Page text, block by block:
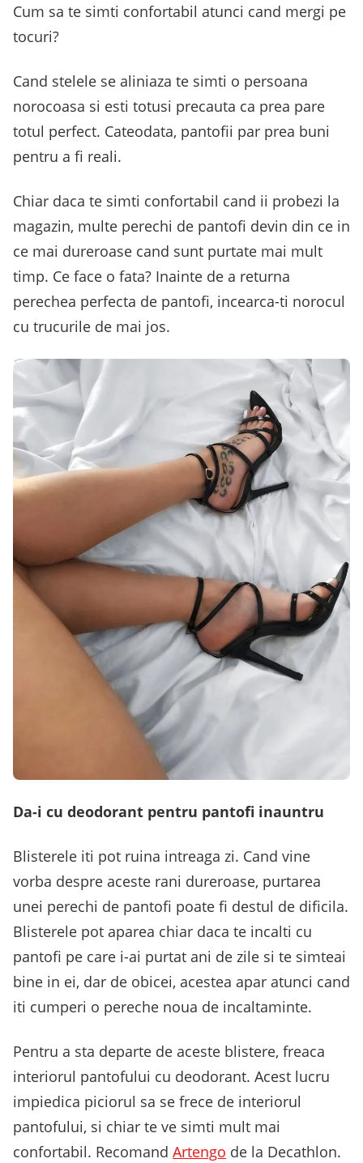
Cum sa te simti confortabil atunci cand mergi pe
tocuri?
Cand stelele se aliniaza te simti o persoana
norocoasa si esti totusi precauta ca prea pare
totul perfect. Cateodata, pantofii par prea buni
pentru a fi reali.
Chiar daca te simti confortabil cand ii probezi la
magazin, multe perechi de pantofi devin din ce in
ce mai dureroase cand sunt purtate mai mult
timp. Ce face o fata? Inainte de a returna
perechea perfecta de pantofi, incearca-ti norocul
cu trucurile de mai jos.
Da-i cu deodorant pentru pantofi inauntru
Blisterele iti pot ruina intreaga zi. Cand vine
vorba despre aceste rani dureroase, purtarea
unei perechi de pantofi poate fi destul de dificila.
Blisterele pot aparea chiar daca te incalti cu
pantofi pe care i-ai purtat ani de zile si te simteai
bine in ei, dar de obicei, acestea apar atunci cand
iti cumperi o pereche noua de incaltaminte.
Pentru a sta departe de aceste blistere, freaca
interiorul pantofului cu deodorant. Acest lucru
impiedica piciorul sa se frece de interiorul
pantofului, si chiar te ve simti mult mai
confortabil. Recomand Artengo de la Decathlon.